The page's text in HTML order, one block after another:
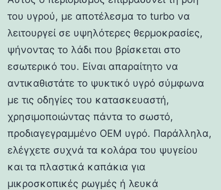
του υγρού, με αποτέλεσμα το turbo να
λειτουργεί σε υψηλότερες θερμοκρασίες,
ψήνοντας το λάδι που βρίσκεται στο
εσωτερικό του. Είναι απαραίτητο να
αντικαθιστάτε το ψυκτικό υγρό σύμφωνα
με τις οδηγίες του κατασκευαστή,
χρησιμοποιώντας πάντα το σωστό,
προδιαγεγραμμένο OEM υγρό. Παράλληλα,
ελέγχετε συχνά τα κολάρα του ψυγείου
και τα πλαστικά καπάκια για
μικροσκοπικές ρωγμές ή λευκά